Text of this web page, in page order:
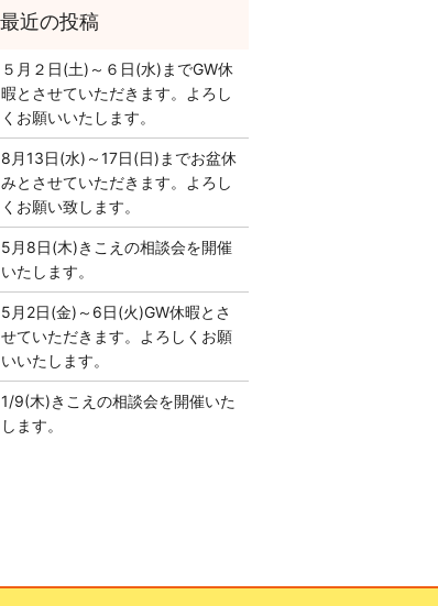
５月２日(土)～６日(水)までGW休
暇とさせていただきます。よろし
くお願いいたします。
8月13日(水)～17日(日)までお盆休
みとさせていただきます。よろし
くお願い致します。
5月8日(木)きこえの相談会を開催
いたします。
5月2日(金)～6日(火)GW休暇とさ
せていただきます。よろしくお願
いいたします。
1/9(木)きこえの相談会を開催いた
します。